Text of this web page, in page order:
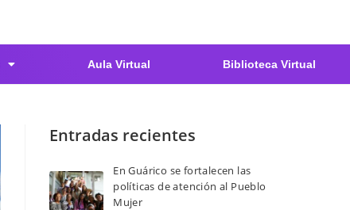
Aula Virtual Biblioteca Virtual
Entradas recientes
En Guárico se fortalecen las
políticas de atención al Pueblo
Mujer